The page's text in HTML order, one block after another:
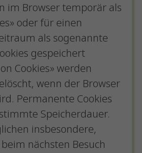
im Browser temporär als
oder für einen
als sogenannte
gespeichert
Cookies» werden
wenn der Browser
Permanente Cookies
Speicherdauer.
insbesondere,
nächsten Besuch